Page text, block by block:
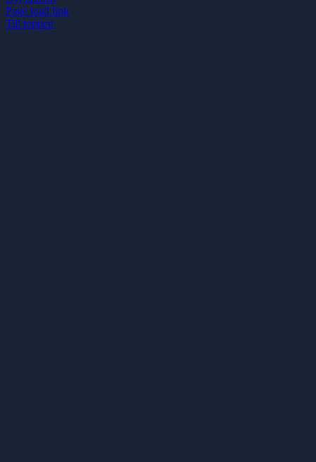
Page load link
Till toppen